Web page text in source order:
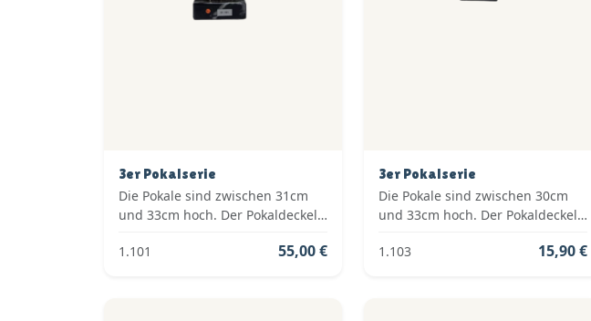
3er Pokalserie
Die Pokale sind zwischen 31cm
und 33cm hoch. Der Pokaldeckel
Farben der Pokalserie sind: Gold,
1.101 55,00 €
3er Pokalserie
Die Pokale sind zwischen 30cm
und 33cm hoch. Der Pokaldeckel
Farben der Pokalserie sind: Gold.
1.103 15,90 €